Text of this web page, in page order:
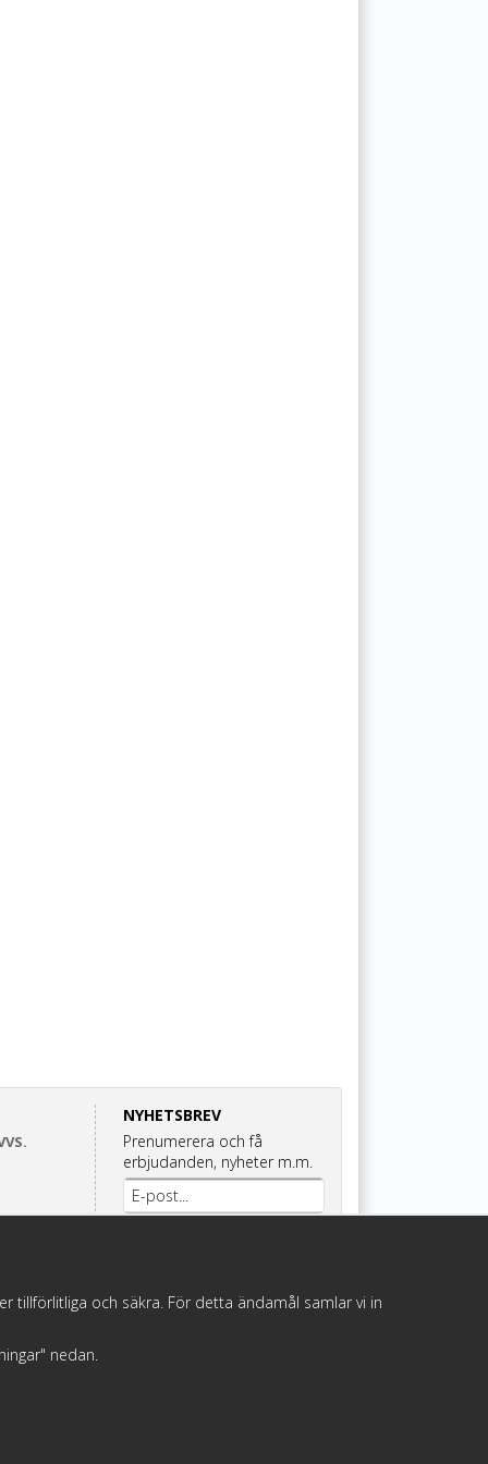
NYHETSBREV
Prenumerera och få
erbjudanden, nyheter m.m.
tillförlitliga och säkra. För detta ändamål samlar vi in
nedan.